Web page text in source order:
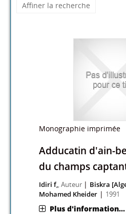
Affiner la recherche
Monographie imprimée
Adducatin d'ain-
du champs
Idiri f,, Auteur | Biskra
Mohamed Kheider | 1991
Plus d'information...